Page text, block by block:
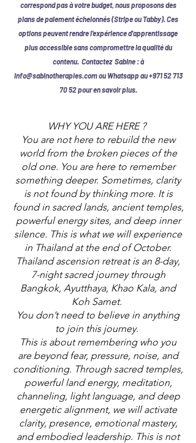
correspond pas à votre budget, nous proposons des
plans de paiement échelonnés (Stripe ou Tabby). Ces
options peuvent rendre l'expérience d'apprentissage
plus accessible sans compromettre la qualité du
contenu. Contactez Sabine : à
info@sabinotherapies.comou Whatsapp au+971 52 713
70 52pour en savoir plus.
WHY YOU ARE HERE ?
You are not here to rebuild the new
world from the broken pieces of the
old one. You are here to remember
something deeper. Sometimes, clarity
is not found by thinking more. It is
found in sacred lands, ancient temples,
powerful energy sites, and deep inner
silence. This is what we will experience
in Thailand at the end of October.
Thailand ascension retreat is an 8-day,
7-night sacred journey through
Bangkok, Ayutthaya, Khao Kala, and
Koh Samet. ​
You don’t need to believe in anything
to join this journey.
This is about remembering who you
are beyond fear, pressure, noise, and
conditioning. Through sacred temples,
powerful land energy, meditation,
channeling, light language, and deep
energetic alignment, we will activate
clarity, presence, emotional mastery,
and embodied leadership. This is not